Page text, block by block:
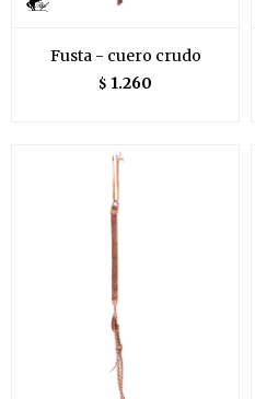
Fusta - cuero crudo
$ 1.260